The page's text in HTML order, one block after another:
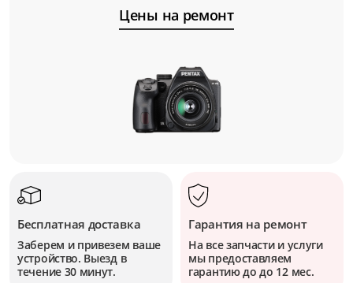
Цены на ремонт
Бесплатная доставка
Заберем и привезем ваше
устройство. Выезд в
течение 30 минут.
Гарантия на ремонт
На все запчасти и услуги
мы предоставляем
гарантию до до 12 мес.